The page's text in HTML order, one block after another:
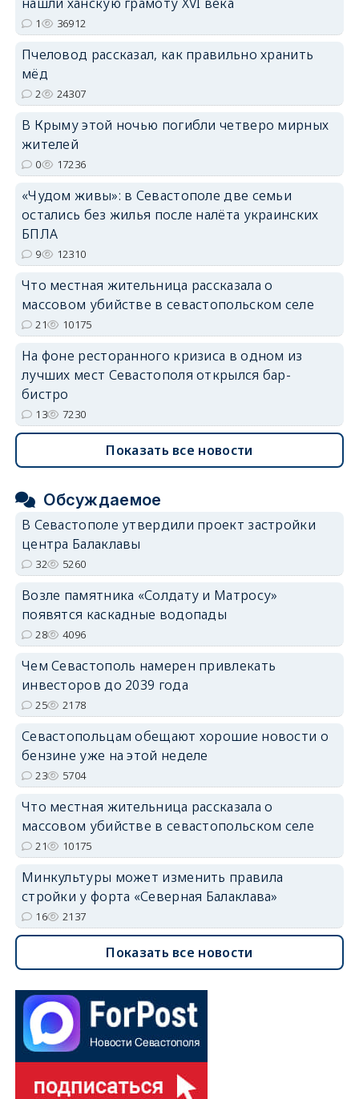
1 36912
Пчеловод рассказал, как правильно хранить
мёд
2 24307
В Крыму этой ночью погибли четверо мирных
жителей
0 17236
«Чудом живы»: в Севастополе две семьи
остались без жилья после налёта украинских
БПЛА
9 12310
Что местная жительница рассказала о
массовом убийстве в севастопольском селе
21 10175
На фоне ресторанного кризиса в одном из
лучших мест Севастополя открылся бар-
бистро
13 7230
Показать все новости
Обсуждаемое
В Севастополе утвердили проект застройки
центра Балаклавы
32 5260
Возле памятника «Солдату и Матросу»
появятся каскадные водопады
28 4096
Чем Севастополь намерен привлекать
инвесторов до 2039 года
25 2178
Севастопольцам обещают хорошие новости о
бензине уже на этой неделе
23 5704
Что местная жительница рассказала о
массовом убийстве в севастопольском селе
21 10175
Минкультуры может изменить правила
стройки у форта «Северная Балаклава»
16 2137
Показать все новости